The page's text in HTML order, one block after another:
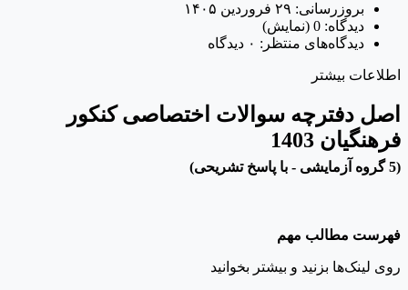
بروزرسانی: ۲۹ فروردین ۱۴۰۵
دیدگاه: 0 (نمایش)
دیدگاه‌های منتظر: ۰ دیدگاه
اطلاعات بیشتر
اصل دفترچه سوالات اختصاصی کنکور
فرهنگیان 1403
(5 گروه آزمایشی - با پاسخ تشریحی)
فهرست مطالب مهم
روی لینک‌ها بزنید و بیشتر بخوانید